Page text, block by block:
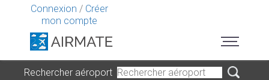
Connexion / Créer
mon compte
Rechercher aéroport